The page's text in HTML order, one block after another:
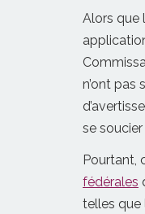
Alors que
n’ont pas
se
Pourtant,
fédérales
telles que